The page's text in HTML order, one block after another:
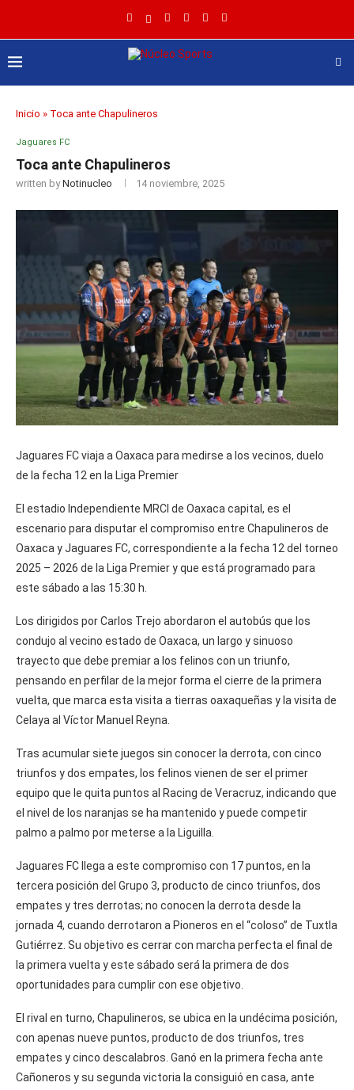
Inicio » Toca ante Chapulineros
Jaguares FC
Toca ante Chapulineros
written byNotinucleo 14 noviembre, 2025
Jaguares FC viaja a Oaxaca para medirse a los vecinos, duelo
de la fecha 12 en la Liga Premier
El estadio Independiente MRCI de Oaxaca capital, es el
escenario para disputar el compromiso entre Chapulineros de
Oaxaca y Jaguares FC, correspondiente a la fecha 12 del torneo
2025 – 2026 de la Liga Premier y que está programado para
este sábado a las 15:30 h.
Los dirigidos por Carlos Trejo abordaron el autobús que los
condujo al vecino estado de Oaxaca, un largo y sinuoso
trayecto que debe premiar a los felinos con un triunfo,
pensando en perfilar de la mejor forma el cierre de la primera
vuelta, que marca esta visita a tierras oaxaqueñas y la visita de
Celaya al Víctor Manuel Reyna.
Tras acumular siete juegos sin conocer la derrota, con cinco
triunfos y dos empates, los felinos vienen de ser el primer
equipo que le quita puntos al Racing de Veracruz, indicando que
el nivel de los naranjas se ha mantenido y puede competir
palmo a palmo por meterse a la Liguilla.
Jaguares FC llega a este compromiso con 17 puntos, en la
tercera posición del Grupo 3, producto de cinco triunfos, dos
empates y tres derrotas; no conocen la derrota desde la
jornada 4, cuando derrotaron a Pioneros en el “coloso” de Tuxtla
Gutiérrez. Su objetivo es cerrar con marcha perfecta el final de
la primera vuelta y este sábado será la primera de dos
oportunidades para cumplir con ese objetivo.
El rival en turno, Chapulineros, se ubica en la undécima posición,
con apenas nueve puntos, producto de dos triunfos, tres
empates y cinco descalabros. Ganó en la primera fecha ante
Cañoneros y su segunda victoria la consiguió en casa, ante